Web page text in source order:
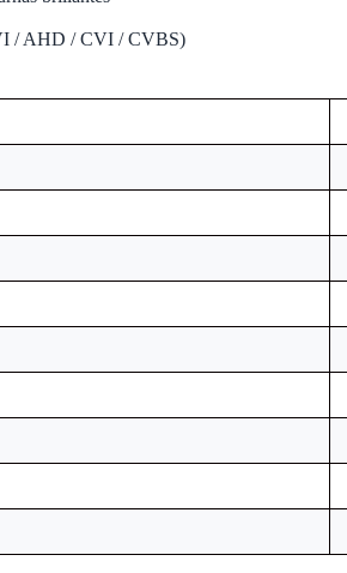
/ AHD / CVI / CVBS)